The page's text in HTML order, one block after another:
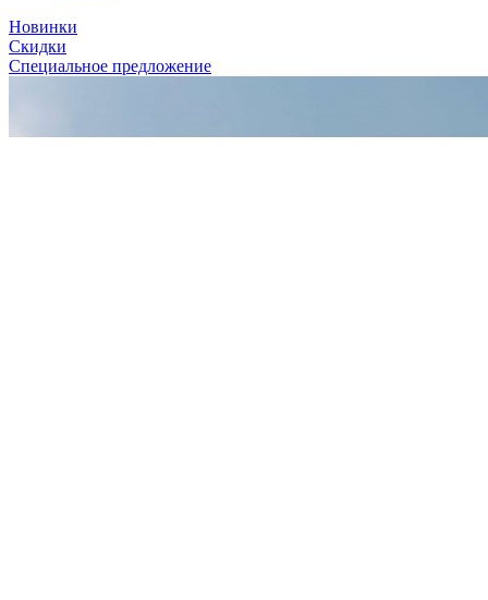
Новинки
Скидки
Специальное предложение